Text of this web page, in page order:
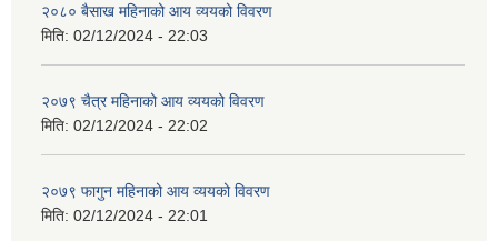
२०८० बैसाख महिनाको आय व्ययको विवरण
मिति: 02/12/2024 - 22:03
२०७९ चैत्र महिनाको आय व्ययको विवरण
मिति: 02/12/2024 - 22:02
२०७९ फागुन महिनाको आय व्ययको विवरण
मिति: 02/12/2024 - 22:01